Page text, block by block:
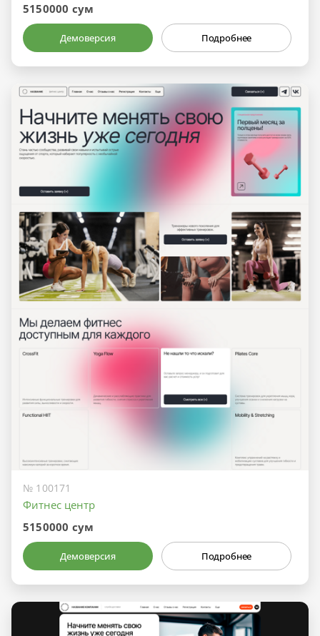
5150000 сум
Демоверсия Подробнее
№ 100171
Фитнес центр
5150000 сум
Демоверсия Подробнее